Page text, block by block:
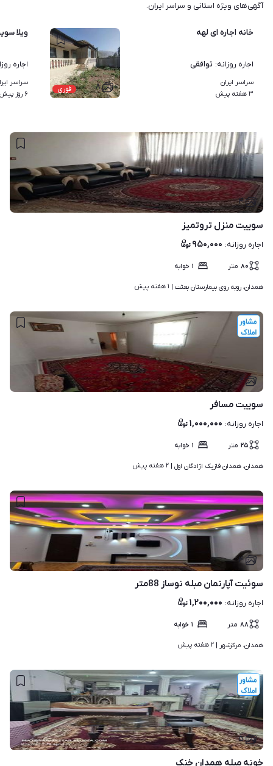
آگهی‌های ویژه استانی و سراسر ایران.
فوری ۸
خانه اجاره ای لهه
اجاره روزانه: توافقی
سراسر ایران
۳ هفته پیش
ویلا
اجاره
سراسر
۶ روز پیش
۴
سوییت منزل تروتمیز
اجاره روزانه: ۹۵۰,۰۰۰
۸۰ متر ۱ خوابه
همدان، روبه روی بیمارستان بعثت | ۱ هفته پیش
۲
سوییت مسافر
اجاره روزانه: ۱,۰۰۰,۰۰۰
۲۵ متر ۱ خوابه
همدان، همدان فازیک اژادگان اول | ۲ هفته پیش
۴
سوئیت آپارتمان مبله نوساز 88متر
اجاره روزانه: ۱,۲۰۰,۰۰۰
۸۸ متر ۱ خوابه
همدان، مرکزشهر | ۲ هفته پیش
۵
خونه مبله همدان خنک